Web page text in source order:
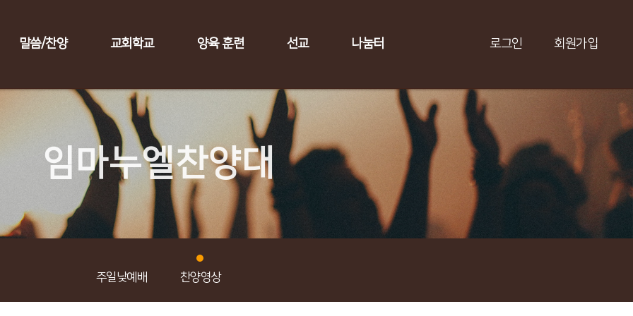
말씀/찬양 교회학교 양육 훈련 선교 나눔터 로그인 회원가입
임마누엘찬양대
주일낮예배 찬양영상